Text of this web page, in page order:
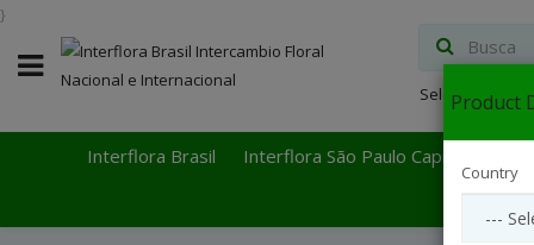
Select
Interflora Brasil Interflora São Paulo Capital
}
Product
Country